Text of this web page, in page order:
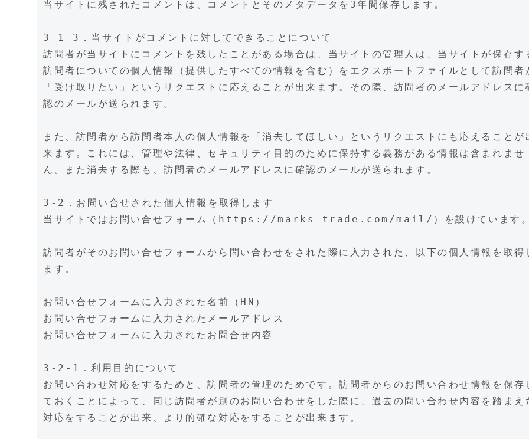
当サイトに残されたコメントは、コメントとそのメタデータを3年間保存します。
3-1-3．当サイトがコメントに対してできることについて
訪問者が当サイトにコメントを残したことがある場合は、当サイトの管理人は、当サイトが保存す
訪問者についての個人情報（提供したすべての情報を含む）をエクスポートファイルとして訪問者
「受け取りたい」というリクエストに応えることが出来ます。その際、訪問者のメールアドレスに
認のメールが送られます。
また、訪問者から訪問者本人の個人情報を「消去してほしい」というリクエストにも応えることが
来ます。これには、管理や法律、セキュリティ目的のために保持する義務がある情報は含まれませ
ん。また消去する際も、訪問者のメールアドレスに確認のメールが送られます。
3-2．お問い合せされた個人情報を取得します
当サイトではお問い合せフォーム（https://marks-trade.com/mail/）を設けています
訪問者がそのお問い合せフォームから問い合わせをされた際に入力された、以下の個人情報を取得
ます。
お問い合せフォームに入力された名前（HN）
お問い合せフォームに入力されたメールアドレス
お問い合せフォームに入力されたお問合せ内容
3-2-1．利用目的について
お問い合わせ対応をするためと、訪問者の管理のためです。訪問者からのお問い合わせ情報を保存
ておくことによって、同じ訪問者が別のお問い合わせをした際に、過去の問い合わせ内容を踏まえ
対応をすることが出来、より的確な対応をすることが出来ます。